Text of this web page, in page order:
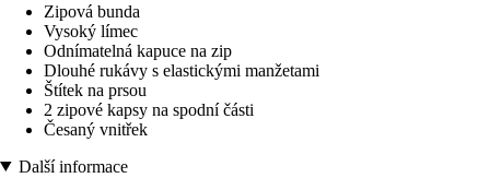
Zipová bunda
Vysoký límec
Odnímatelná kapuce na zip
Dlouhé rukávy s elastickými manžetami
Štítek na prsou
2 zipové kapsy na spodní části
Česaný vnitřek
Další informace